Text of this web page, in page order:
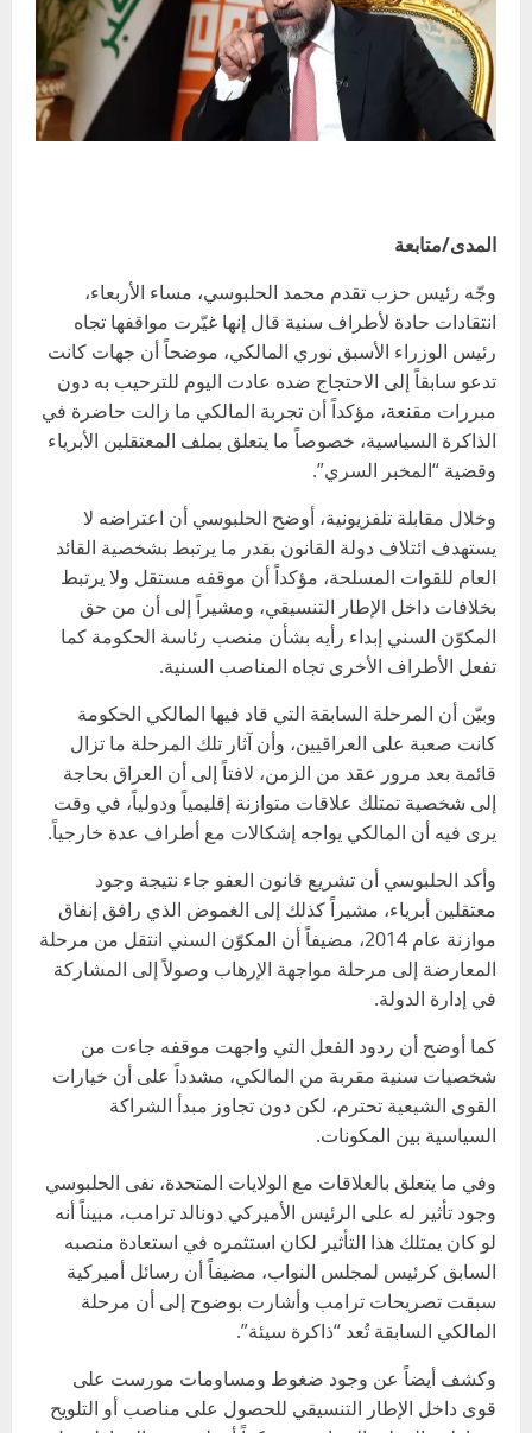
المدى/متابعة
وجّه رئيس حزب تقدم محمد الحلبوسي، مساء الأربعاء،
انتقادات حادة لأطراف سنية قال إنها غيّرت مواقفها تجاه
رئيس الوزراء الأسبق نوري المالكي، موضحاً أن جهات كانت
تدعو سابقاً إلى الاحتجاج ضده عادت اليوم للترحيب به دون
مبررات مقنعة، مؤكداً أن تجربة المالكي ما زالت حاضرة في
الذاكرة السياسية، خصوصاً ما يتعلق بملف المعتقلين الأبرياء
وقضية “المخبر السري”.
وخلال مقابلة تلفزيونية، أوضح الحلبوسي أن اعتراضه لا
يستهدف ائتلاف دولة القانون بقدر ما يرتبط بشخصية القائد
العام للقوات المسلحة، مؤكداً أن موقفه مستقل ولا يرتبط
بخلافات داخل الإطار التنسيقي، ومشيراً إلى أن من حق
المكوّن السني إبداء رأيه بشأن منصب رئاسة الحكومة كما
تفعل الأطراف الأخرى تجاه المناصب السنية.
وبيّن أن المرحلة السابقة التي قاد فيها المالكي الحكومة
كانت صعبة على العراقيين، وأن آثار تلك المرحلة ما تزال
قائمة بعد مرور عقد من الزمن، لافتاً إلى أن العراق بحاجة
إلى شخصية تمتلك علاقات متوازنة إقليمياً ودولياً، في وقت
يرى فيه أن المالكي يواجه إشكالات مع أطراف عدة خارجياً.
وأكد الحلبوسي أن تشريع قانون العفو جاء نتيجة وجود
معتقلين أبرياء، مشيراً كذلك إلى الغموض الذي رافق إنفاق
موازنة عام 2014، مضيفاً أن المكوّن السني انتقل من مرحلة
المعارضة إلى مرحلة مواجهة الإرهاب وصولاً إلى المشاركة
في إدارة الدولة.
كما أوضح أن ردود الفعل التي واجهت موقفه جاءت من
شخصيات سنية مقربة من المالكي، مشدداً على أن خيارات
القوى الشيعية تحترم، لكن دون تجاوز مبدأ الشراكة
السياسية بين المكونات.
وفي ما يتعلق بالعلاقات مع الولايات المتحدة، نفى الحلبوسي
وجود تأثير له على الرئيس الأميركي دونالد ترامب، مبيناً أنه
لو كان يمتلك هذا التأثير لكان استثمره في استعادة منصبه
السابق كرئيس لمجلس النواب، مضيفاً أن رسائل أميركية
سبقت تصريحات ترامب وأشارت بوضوح إلى أن مرحلة
المالكي السابقة تُعد “ذاكرة سيئة”.
وكشف أيضاً عن وجود ضغوط ومساومات مورست على
قوى داخل الإطار التنسيقي للحصول على مناصب أو التلويح